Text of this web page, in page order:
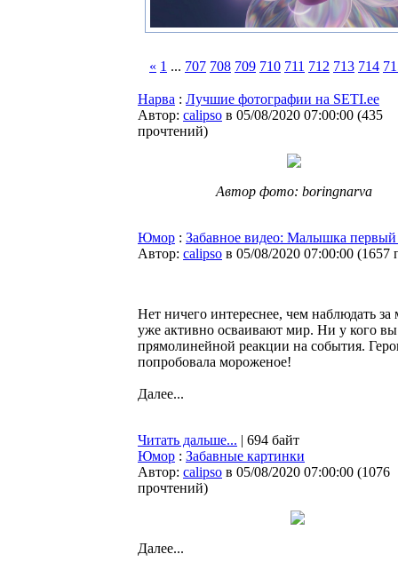
« 1 ... 707 708 709 710 711 712 713 714
Нарва : Лучшие фотографии на SETI.ee
Автор: calipso в 05/08/2020 07:00:00 (435
прочтений)
Автор фото: boringnarva
Юмор : Забавное видео: Малышка первый
Автор: calipso в 05/08/2020 07:00:00 (1657
Нет ничего интереснее, чем наблюдать
уже активно осваивают мир. Ни у кого
прямолинейной реакции на события.
попробовала мороженое!
Далее...
Читать дальше... | 694 байт
Юмор : Забавные картинки
Автор: calipso в 05/08/2020 07:00:00 (1076
прочтений)
Далее...